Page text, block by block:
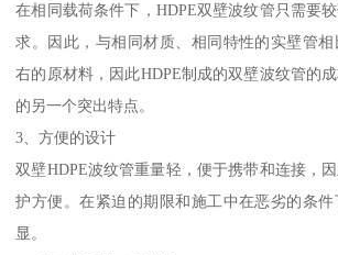
在相同载荷条件下，HDPE双壁波纹管只需要
求。因此，与相同材质、相同特性的实壁管
右的原材料，因此HDPE制成的双壁波纹管的
的另一个突出特点。
3、方便的设计
双壁HDPE波纹管重量轻，便于携带和连接，
护方便。在紧迫的期限和施工中在恶劣的条
显。